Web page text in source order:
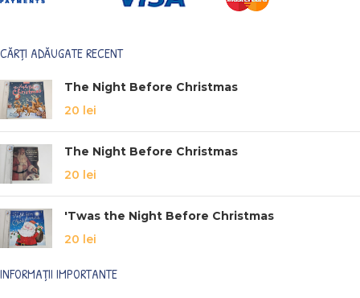
CĂRȚI ADĂUGATE RECENT
The Night Before Christmas
20 lei
The Night Before Christmas
20 lei
'Twas the Night Before Christmas
20 lei
INFORMAȚII IMPORTANTE